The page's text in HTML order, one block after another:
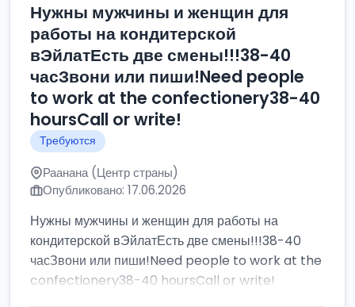
Нужны мужчины и женщин для
работы на кондитерской
вЭйлатЕсть две смены!!!38-40
часЗвони или пиши!Need people
to work at the confectionery38-40
hoursCall or write!
Требуются
Раанана (Центр страны)
Опубликовано: 17.06.2026
Нужны мужчины и женщин для работы на
кондитерской вЭйлатЕсть две смены!!!38-40
часЗвони или пиши!Need people to work at the
confectionery38-40 hoursCall or write!